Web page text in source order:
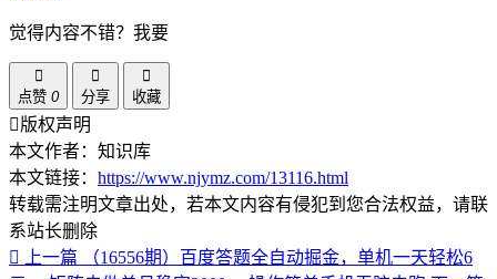
觉得内容不错？我要
点赞 0 分享 收藏
版权声明
本文作者：知识库
本文链接： https://www.njymz.com/13116.html
转载需注明文章出处，若本文内容有侵犯到您合法权益，请联
系站长删除
上一篇
（16556期）百度答题全自动掘金，单机一天轻松6